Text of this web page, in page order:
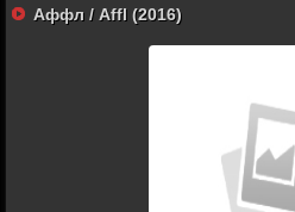
Аффл / Affl (2016)